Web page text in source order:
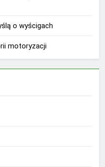
o wyścigach
motoryzacji